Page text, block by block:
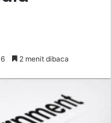
6 2 menit dibaca